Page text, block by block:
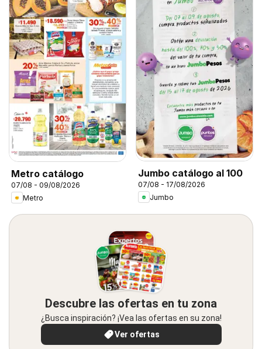
Metro catálogo
07/08 - 09/08/2026
Metro
Jumbo catálogo al 100
07/08 - 17/08/2026
Jumbo
Descubre las ofertas en tu zona
¿Busca inspiración? ¡Vea las ofertas en su zona!
Ver ofertas